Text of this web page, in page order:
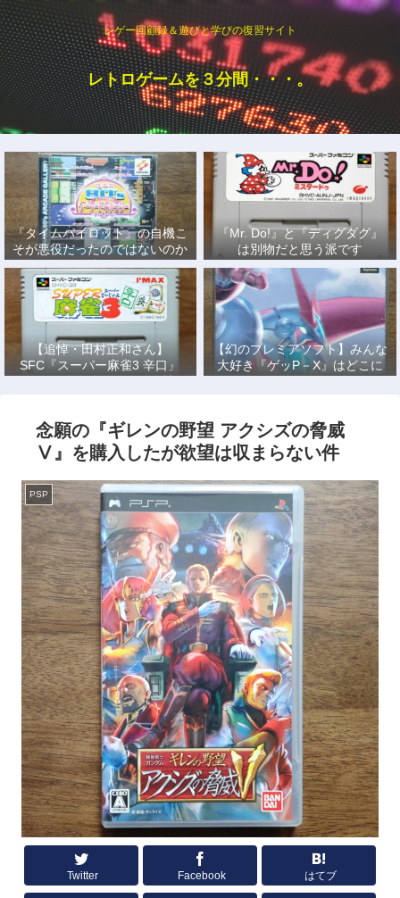
レゲー回顧録＆遊びと学びの復習サイト
レトロゲームを３分間・・・。
『タイムパイロット』の自機こ
そが悪役だったのではないのか
説
『Mr. Do!』と『ディグダグ』
は別物だと思う派です
【追悼・田村正和さん】
SFC『スーパー麻雀3 辛口』
で、あの名優になりきって戦っ
【幻のプレミアソフト】みんな
大好き『ゲッP－X』はどこに
もない！
念願の『ギレンの野望 アクシズの脅威
Ⅴ』を購入したが欲望は収まらない件
PSP
Twitter Facebook はてブ